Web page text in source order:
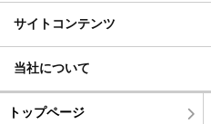
サイトコンテンツ
当社について
トップページ